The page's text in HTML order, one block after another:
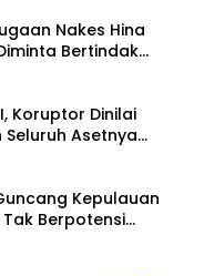
Nakes Hina
Bertindak
Koruptor Dinilai
Seluruh Asetnya
Kepulauan
Tak Berpotensi